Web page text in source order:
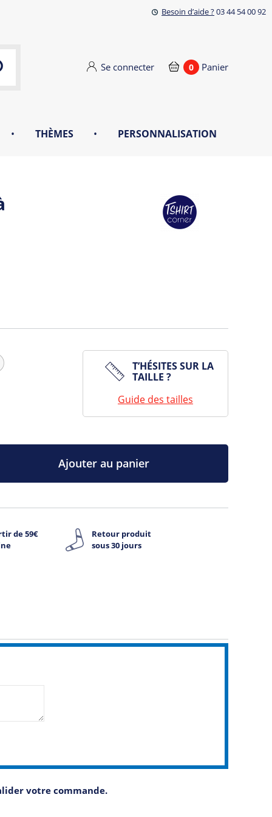
Besoin d’aide ?03 44 54 00 92
Se connecter 0 Panier
• THÈMES • PERSONNALISATION
T’HÉSITES SUR LA
TAILLE ?
Guide des tailles
Ajouter au panier
de 59€
Retour produit
sous 30 jours
votre commande.